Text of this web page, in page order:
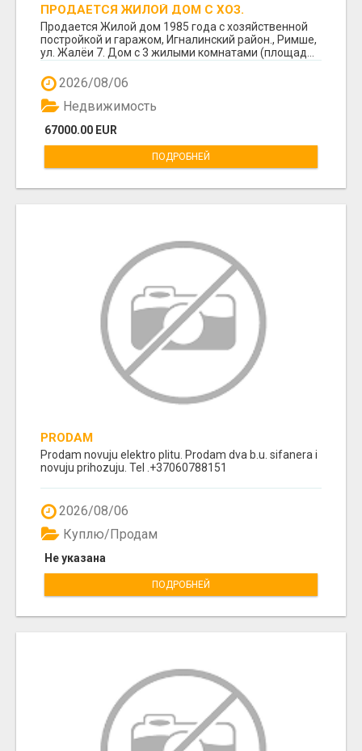
ПРОДАЕТСЯ ЖИЛОЙ ДОМ С ХОЗ.
ПОСТРОЙКОЙ И ГАРАЖОМ В РИМШЕ.
Продается Жилой дом 1985 года с хозяйственной
постройкой и гаражом, Игналинский район., Римше,
ул. Жалёи 7. Дом с 3 жилыми комнатами (площад...
2026/08/06
67000.00 EUR
Недвижимость
ПОДРОБНЕЙ
PRODAM
Prodam novuju elektro plitu. Prodam dva b.u. sifanera i
novuju prihozuju. Tel .+37060788151
2026/08/06
Не указана
Куплю/Продам
ПОДРОБНЕЙ